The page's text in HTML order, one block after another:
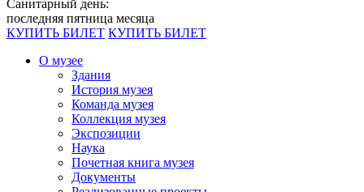
Санитарный день:
последняя пятница месяца
КУПИТЬ БИЛЕТ КУПИТЬ БИЛЕТ
О музее
Здания
История музея
Команда музея
Коллекция музея
Экспозиции
Наука
Почетная книга музея
Документы